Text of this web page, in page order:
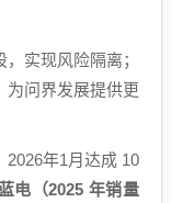
实现风险隔离；
为问界发展提供更
2026年1月达成 10
电（2025 年销量